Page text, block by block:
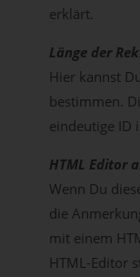
erklärt.
Länge der
Hier kannst
bestimmen.
eindeutige ID
HTML Editor
Wenn Du
die
mit einem
HTML-Editor